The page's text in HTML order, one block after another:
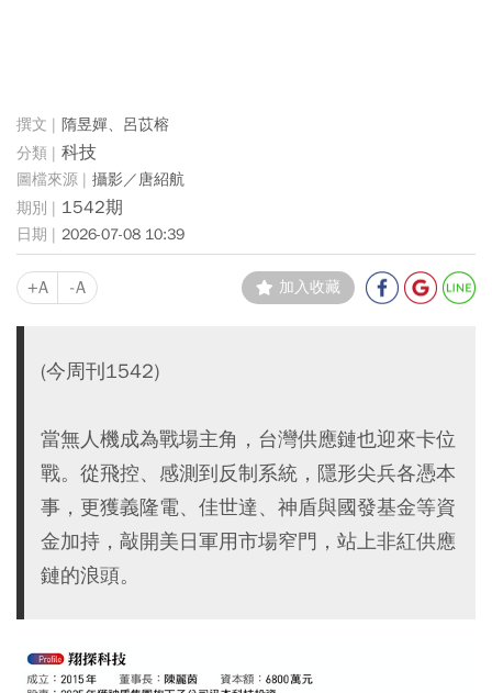
隋昱嬋、呂苡榕
科技
攝影／唐紹航
1542期
2026-07-08 10:39
+A -A 加入收藏
(今周刊1542)
當無人機成為戰場主角，台灣供應鏈也迎來卡位
戰。從飛控、感測到反制系統，隱形尖兵各憑本
事，更獲義隆電、佳世達、神盾與國發基金等資
金加持，敲開美日軍用市場窄門，站上非紅供應
鏈的浪頭。